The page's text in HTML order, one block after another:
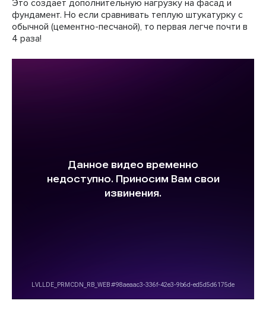
Это создает дополнительную нагрузку на фасад и
фундамент. Но если сравнивать теплую штукатурку с
обычной (цементно-песчаной), то первая легче почти в
4 раза!